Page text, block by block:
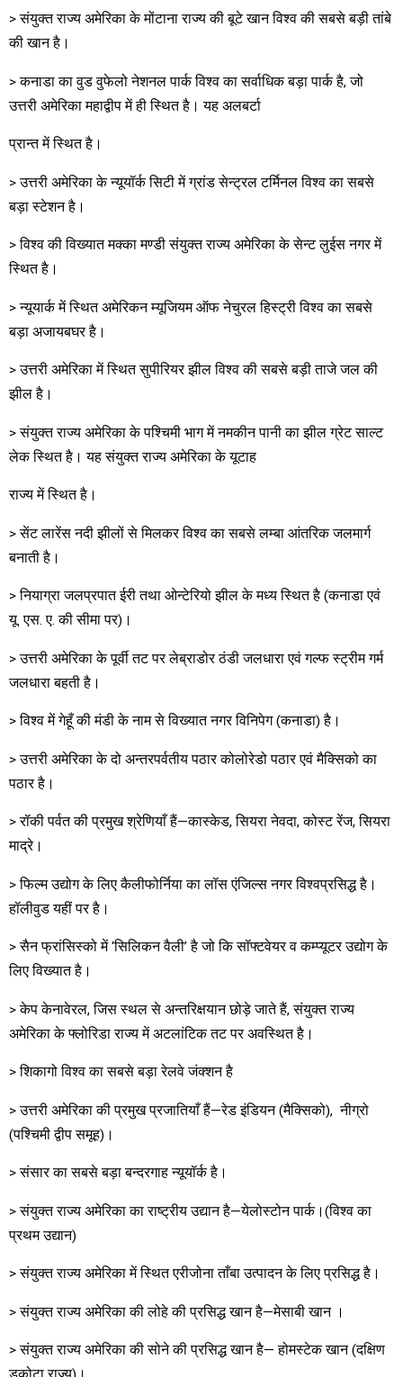
> संयुक्त राज्य अमेरिका के मोंटाना राज्य की बूटे खान विश्व की सबसे बड़ी तांबे
की खान है।
> कनाडा का वुड वुफेलो नेशनल पार्क विश्व का सर्वाधिक बड़ा पार्क है, जो
उत्तरी अमेरिका महाद्वीप में ही स्थित है। यह अलबर्टा
प्रान्त में स्थित है।
> उत्तरी अमेरिका के न्यूयॉर्क सिटी में ग्रांड सेन्ट्रल टर्मिनल विश्व का सबसे
बड़ा स्टेशन है।
> विश्व की विख्यात मक्का मण्डी संयुक्त राज्य अमेरिका के सेन्ट लुईस नगर में
स्थित है।
> न्यूयार्क में स्थित अमेरिकन म्यूजियम ऑफ नेचुरल हिस्ट्री विश्व का सबसे
बड़ा अजायबघर है।
> उत्तरी अमेरिका में स्थित सुपीरियर झील विश्व की सबसे बड़ी ताजे जल की
झील है।
> संयुक्त राज्य अमेरिका के पश्चिमी भाग में नमकीन पानी का झील ग्रेट साल्ट
लेक स्थित है। यह संयुक्त राज्य अमेरिका के यूटाह
राज्य में स्थित है।
> सेंट लारेंस नदी झीलों से मिलकर विश्व का सबसे लम्बा आंतरिक जलमार्ग
बनाती है।
> नियाग्रा जलप्रपात ईरी तथा ओन्टेरियो झील के मध्य स्थित है (कनाडा एवं
यू. एस. ए. की सीमा पर)।
> उत्तरी अमेरिका के पूर्वी तट पर लेब्राडोर ठंडी जलधारा एवं गल्फ स्ट्रीम गर्म
जलधारा बहती है।
> विश्व में गेहूँ की मंडी के नाम से विख्यात नगर विनिपेग (कनाडा) है।
> उत्तरी अमेरिका के दो अन्तरपर्वतीय पठार कोलोरेडो पठार एवं मैक्सिको का
पठार है।
> रॉकी पर्वत की प्रमुख श्रेणियाँ हैं—कास्केड, सियरा नेवदा, कोस्ट रेंज, सियरा
माद्रे।
> फिल्म उद्योग के लिए कैलीफोर्निया का लॉस एंजिल्स नगर विश्वप्रसिद्ध है।
हॉलीवुड यहीं पर है।
> सैन फ्रांसिस्को में ‘सिलिकन वैली’ है जो कि सॉफ्टवेयर व कम्प्यूटर उद्योग के
लिए विख्यात है।
> केप केनावेरल, जिस स्थल से अन्तरिक्षयान छोड़े जाते हैं, संयुक्त राज्य
अमेरिका के फ्लोरिडा राज्य में अटलांटिक तट पर अवस्थित है।
> शिकागो विश्व का सबसे बड़ा रेलवे जंक्शन है
> उत्तरी अमेरिका की प्रमुख प्रजातियाँ हैं—रेड इंडियन (मैक्सिको), नीग्रो
(पश्चिमी द्वीप समूह)।
> संसार का सबसे बड़ा बन्दरगाह न्यूयॉर्क है।
> संयुक्त राज्य अमेरिका का राष्ट्रीय उद्यान है—येलोस्टोन पार्क।(विश्व का
प्रथम उद्यान)
> संयुक्त राज्य अमेरिका में स्थित एरीजोना ताँबा उत्पादन के लिए प्रसिद्ध है।
> संयुक्त राज्य अमेरिका की लोहे की प्रसिद्ध खान है—मेसाबी खान ।
> संयुक्त राज्य अमेरिका की सोने की प्रसिद्ध खान है— होमस्टेक खान (दक्षिण